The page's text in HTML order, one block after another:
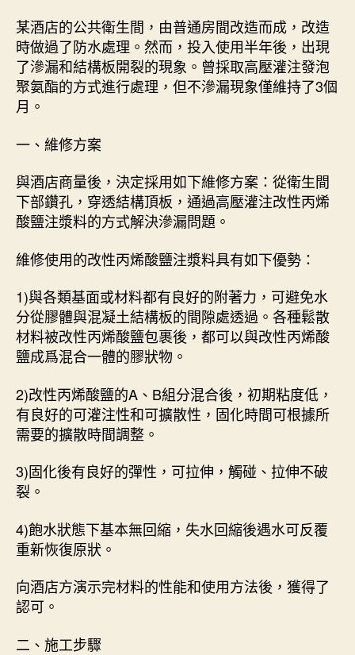
某酒店的公共衛生間，由普通房間改造而成，改造
時做過了防水處理。然而，投入使用半年後，出現
了滲漏和結構板開裂的現象。曾採取高壓灌注發泡
聚氨酯的方式進行處理，但不滲漏現象僅維持了3個
月。
一、維修方案
與酒店商量後，決定採用如下維修方案：從衛生間
下部鑽孔，穿透結構頂板，通過高壓灌注改性丙烯
酸鹽注漿料的方式解決滲漏問題。
維修使用的改性丙烯酸鹽注漿料具有如下優勢：
1)與各類基面或材料都有良好的附著力，可避免水
分從膠體與混凝土結構板的間隙處透過。各種鬆散
材料被改性丙烯酸鹽包裹後，都可以與改性丙烯酸
鹽成爲混合一體的膠狀物。
2)改性丙烯酸鹽的A、B組分混合後，初期粘度低，
有良好的可灌注性和可擴散性，固化時間可根據所
需要的擴散時間調整。
3)固化後有良好的彈性，可拉伸，觸碰、拉伸不破
裂。
4)飽水狀態下基本無回縮，失水回縮後遇水可反覆
重新恢復原狀。
向酒店方演示完材料的性能和使用方法後，獲得了
認可。
二、施工步驟